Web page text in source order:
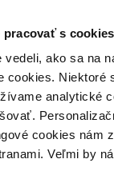
pracovať s
vedeli, ako sa na
cookies. Niektoré
analytické
cookies nám
Veľmi by
Kontakt